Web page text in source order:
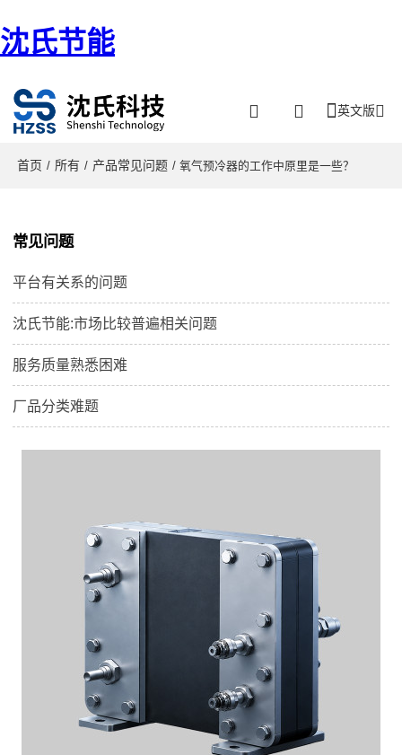
沈氏节能
英文版
首页 / 所有 / 产品常见问题 / 氧气预冷器的工作中原里是一些？
常见问题
平台有关系的问题
沈氏节能:市场比较普遍相关问题
服务质量熟悉困难
厂品分类难题